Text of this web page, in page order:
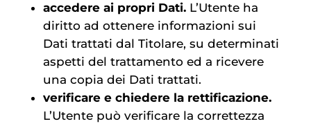
accedere ai propri Dati.L’Utente ha
diritto ad ottenere informazioni sui
Dati trattati dal Titolare, su determinati
aspetti del trattamento ed a ricevere
una copia dei Dati trattati.
verificare e chiedere la rettificazione.
L’Utente può verificare la correttezza